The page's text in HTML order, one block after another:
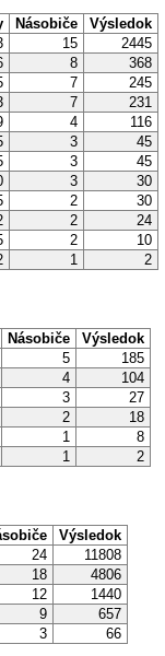
Násobiče
Výsledok
15
2445
8
368
7
245
7
231
4
116
3
45
3
45
3
30
2
30
2
24
2
10
1 2
Násobiče
Výsledok
5
185
4
104
3
27
2
18
1
8
1 2
Výsledok
24
11808
18
4806
12
1440
9
657
3 66